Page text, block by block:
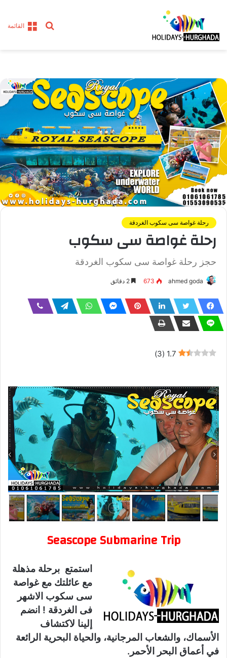
القائمة
بحث
رحلة غواصة سى سكوب الغردقة
رحلة غواصة سى سكوب
حجز رحلة غواصة سى سكوب الغردقة
ahmed goda
673
1.7
(
3
)
Seascope Submarine Trip
استمتع برحلة مذهلة
مع عائلتك مع غواصة
سى سكوب الاشهر
فى الغردقة ! انضم
إلينا لاكتشاف
الأسماك، والشعاب المرجانية، والحياة البحرية الرائعة
في أعماق البحر الأحمر.